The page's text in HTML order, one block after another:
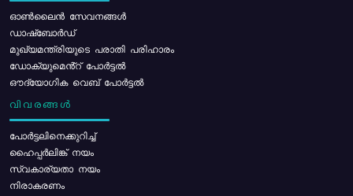
ഓൺലൈൻ സേവനങ്ങൾ
ഡാഷ്ബോർഡ്
മുഖ്യമന്ത്രിയുടെ പരാതി പരിഹാരം
ഡോക്യുമെൻ്റ് പോർട്ടൽ
ഔദ്യോഗിക വെബ് പോർട്ടൽ
വിവരങ്ങൾ
പോര്‍ട്ടലിനെക്കുറിച്ച്
ഹൈപ്പർലിങ്ക് നയം
സ്വകാര്യതാ നയം
നിരാകരണം